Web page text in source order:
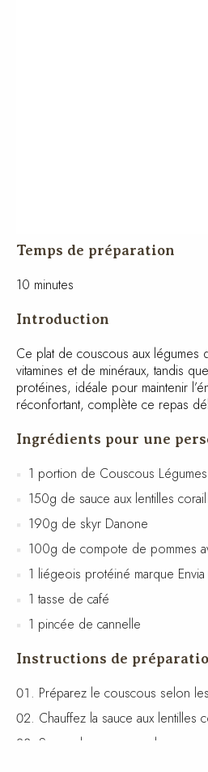
Temps de préparation
10 minutes
Introduction
Ce plat de couscous aux
vitamines et de minéraux, tandis
protéines, idéale pour maintenir
réconfortant, complète ce repas
Ingrédients pour une
1 portion de Couscous
150g de sauce aux lentilles
190g de skyr Danone
100g de compote de pommes
1 liégeois protéiné marque
1 tasse de café
1 pincée de cannelle
Instructions de
Préparez le couscous selon
Chauffez la sauce aux lentilles
Servez le couscous dans une